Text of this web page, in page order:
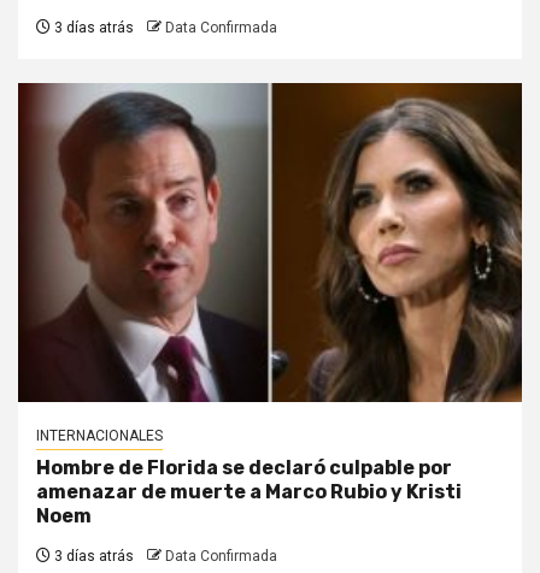
3 días atrás Data Confirmada
INTERNACIONALES
Hombre de Florida se declaró culpable por
amenazar de muerte a Marco Rubio y Kristi
Noem
3 días atrás Data Confirmada